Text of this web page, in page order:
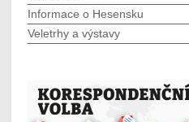
Informace o Hesensku
Veletrhy a výstavy